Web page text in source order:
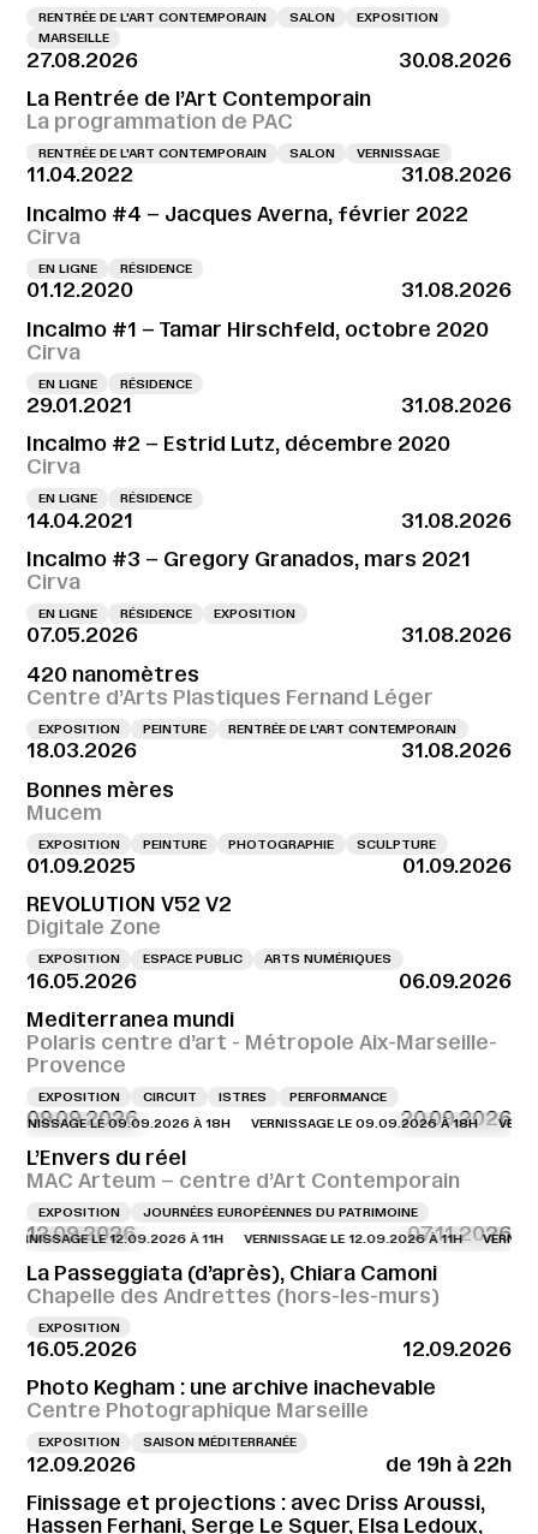
RENTRÉE DE L'ART CONTEMPORAIN SALON
EXPOSITION
MARSEILLE
27.08.2026
30.08.2026
La Rentrée de l’Art Contemporain
La programmation de PAC
RENTRÉE DE L'ART CONTEMPORAIN SALON VERNISSAGE
11.04.2022
31.08.2026
Incalmo #4 – Jacques Averna, février 2022
Cirva
EN LIGNE RÉSIDENCE
01.12.2020
31.08.2026
Incalmo #1 – Tamar Hirschfeld, octobre 2020
Cirva
EN LIGNE RÉSIDENCE
29.01.2021
31.08.2026
Incalmo #2 – Estrid Lutz, décembre 2020
Cirva
EN LIGNE RÉSIDENCE
14.04.2021
31.08.2026
Incalmo #3 – Gregory Granados, mars 2021
Cirva
EN LIGNE RÉSIDENCE EXPOSITION
07.05.2026
31.08.2026
420 nanomètres
Centre d’Arts Plastiques Fernand Léger
EXPOSITION PEINTURE RENTRÉE DE L'ART CONTEMPORAIN
18.03.2026
31.08.2026
Bonnes mères
Mucem
EXPOSITION PEINTURE PHOTOGRAPHIE SCULPTURE
01.09.2025
01.09.2026
REVOLUTION V52 V2
Digitale Zone
EXPOSITION ESPACE PUBLIC ARTS NUMÉRIQUES
16.05.2026
06.09.2026
Mediterranea mundi
Polaris centre d’art - Métropole Aix-Marseille-
Provence
EXPOSITION CIRCUIT ISTRES PERFORMANCE
09.09.2026 20.09.2026
LE 09.09.2026 À 18H VERNISSAGE LE 09.09.2026 À 18H
L’Envers du réel
MAC Arteum – centre d’Art Contemporain
EXPOSITION JOURNÉES EUROPÉENNES DU PATRIMOINE
12.09.2026 07.11.2026
LE 12.09.2026 À 11H VERNISSAGE LE 12.09.2026 À 11H
La Passeggiata (d’après), Chiara Camoni
Chapelle des Andrettes (hors-les-murs)
EXPOSITION
16.05.2026
12.09.2026
Photo Kegham : une archive inachevable
Centre Photographique Marseille
EXPOSITION SAISON MÉDITERRANÉE
12.09.2026
de 19h à 22h
Finissage et projections : avec Driss Aroussi,
Hassen Ferhani, Serge Le Squer, Elsa Ledoux,